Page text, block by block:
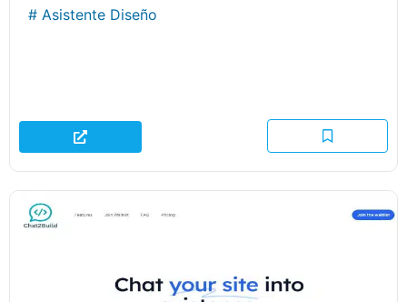
# Asistente Diseño